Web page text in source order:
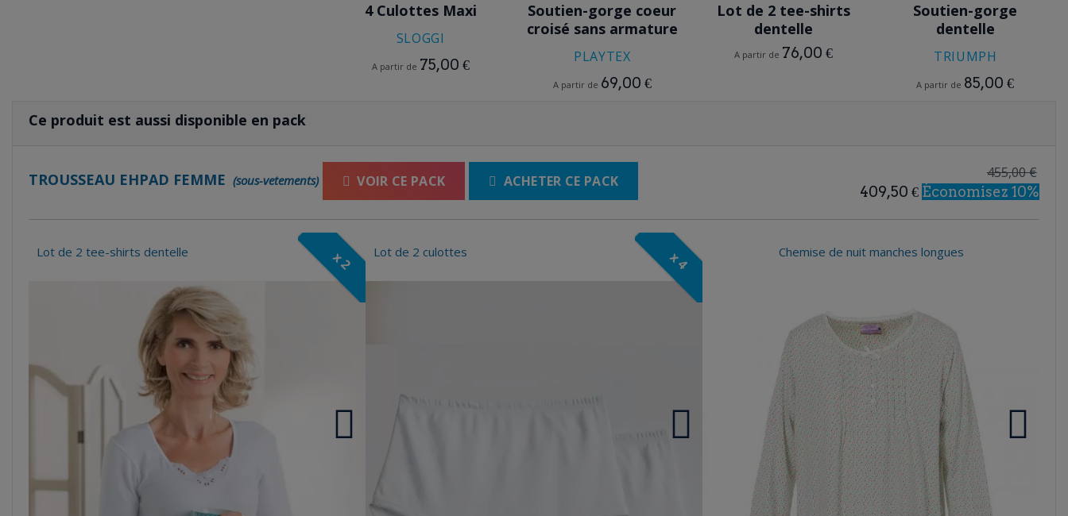
4 Culottes Maxi
SLOGGI
A partir de 75,00 €
Soutien-gorge coeur
croisé sans armature
PLAYTEX
A partir de 69,00 €
Lot de 2 tee-shirts
dentelle
A partir de 76,00 €
Soutien-gorge
dentelle
TRIUMPH
A partir de 85,00 €
Ce produit est aussi disponible en pack
TROUSSEAU EHPAD FEMME (sous-vetements)  VOIR CE PACK  ACHETER CE PACK 455,00 €
409,50 € Économisez 10%
x 2
Lot de 2 tee-shirts dentelle x 4
Lot de 2 culottes Chemise de nuit manches longues